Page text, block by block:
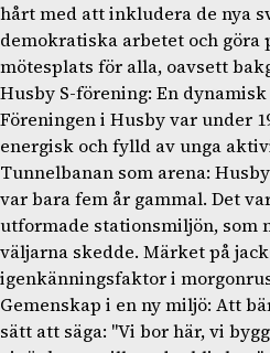
hårt med att inkludera de nya
demokratiska arbetet och
mötesplats för alla, oavsett
Husby S-förening: En
Föreningen i Husby var under
energisk och fylld av unga
Tunnelbanan som arena:
var bara fem år gammal. Det
utformade stationsmiljön, som
väljarna skedde. Märket på
igenkänningsfaktor i
Gemenskap i en ny miljö: Att
sätt att säga: "Vi bor här, vi